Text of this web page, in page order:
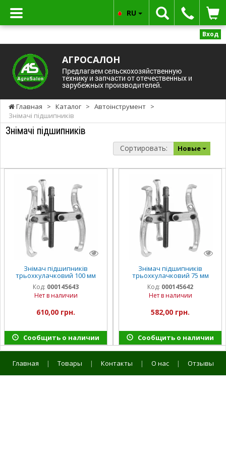
Вход
АГРОСАЛОН
Предлагаем сельскохозяйственную
технику и запчасти от отечественных и
зарубежных производителей.
RU
Главная > Каталог > Автоінструмент >
Знімачі підшипників
Знімачі підшипників
Сортировать: Новые
Знімач підшипників
трьохкулачковий 100 мм
INGCO INDUSTRIAL
Код: 000145643
Нет в наличии
610,00 грн.
Сообщить о наличии
Знімач підшипників
трьохкулачковий 75 мм
INGCO INDUSTRIAL
Код: 000145642
Нет в наличии
582,00 грн.
Сообщить о наличии
Главная | Товары | Контакты | О нас | Отзывы